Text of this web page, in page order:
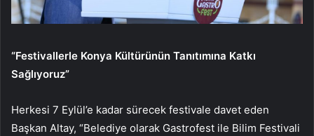
“Festivallerle Konya Kültürünün Tanıtımına Katkı
Sağlıyoruz”
Herkesi 7 Eylül’e kadar sürecek festivale davet eden
Başkan Altay, “Belediye olarak Gastrofest ile Bilim Festivali